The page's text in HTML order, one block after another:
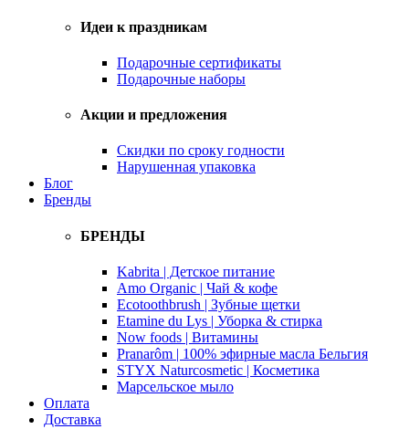
Идеи к праздникам
Подарочные сертификаты
Подарочные наборы
Акции и предложения
Скидки по сроку годности
Нарушенная упаковка
Блог
Бренды
БРЕНДЫ
Kabrita | Детское питание
Amo Organic | Чай & кофе
Ecotoothbrush | Зубные щетки
Etamine du Lys | Уборка & стирка
Now foods | Витамины
Pranarôm | 100% эфирные масла Бельгия
STYX Naturcosmetic | Косметика
Марсельское мыло
Оплата
Доставка